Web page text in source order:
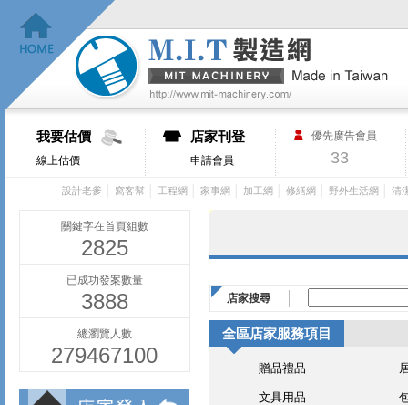
我要估價
線上估價
店家刊登
申請會員
優先廣告會員
33
設計老爹 窩客幫 工程網 家事網 加工網 修繕網 野外生活網 清
關鍵字在首頁組數
2825
已成功發案數量
3888
總瀏覽人數
279467100
店家搜尋
全區店家服務項目
贈品禮品
文具用品